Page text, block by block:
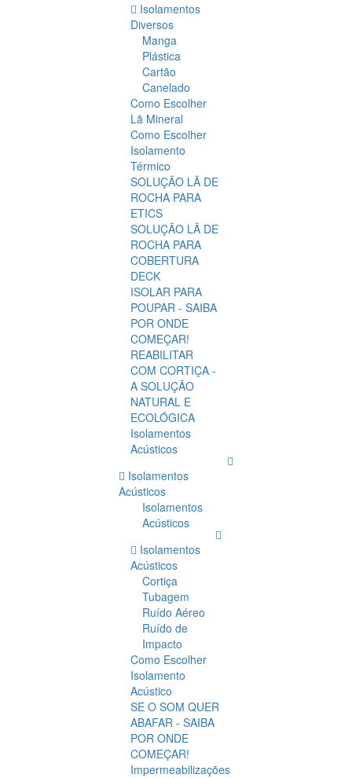
Isolamentos
Diversos
Manga
Plástica
Cartão
Canelado
Como Escolher
Lã Mineral
Como Escolher
Isolamento
Térmico
SOLUÇÃO LÃ DE
ROCHA PARA
ETICS
SOLUÇÃO LÃ DE
ROCHA PARA
COBERTURA
DECK
ISOLAR PARA
POUPAR - SAIBA
POR ONDE
COMEÇAR!
REABILITAR
COM CORTIÇA -
A SOLUÇÃO
NATURAL E
ECOLÓGICA
Isolamentos
Acústicos
Isolamentos
Acústicos
Isolamentos
Acústicos
Isolamentos
Acústicos
Cortiça
Tubagem
Ruído Aéreo
Ruído de
Impacto
Como Escolher
Isolamento
Acústico
SE O SOM QUER
ABAFAR - SAIBA
POR ONDE
COMEÇAR!
Impermeabilizações